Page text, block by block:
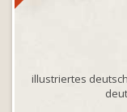
illustriertes